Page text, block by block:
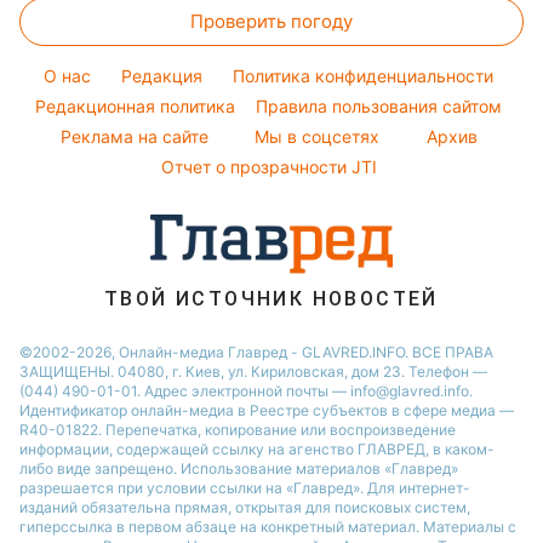
Новости Харькова
Филипп Киркоров
Елена Зеленская
Ани Лорак
Кейт Миддлтон
Советы от Андре Тана
Уборка
Авто
Денежная помощь
Тарифы
Курс валют
Проверить погоду
O нас Редакция
Политика конфиденциальности
Редакционная политика
Правила пользования сайтом
Реклама на сайте
Мы в соцсетях
Архив
Отчет о прозрачности JTI
ТВОЙ ИСТОЧНИК НОВОСТЕЙ
©2002-2026, Онлайн-медиа Главред - GLAVRED.INFO. ВСЕ ПРАВА
ЗАЩИЩЕНЫ. 04080, г. Киев, ул. Кириловская, дом 23. Телефон —
(044) 490-01-01. Адрес электронной почты — info@glavred.info.
Идентификатор онлайн-медиа в Реестре cубъектов в сфере медиа —
R40-01822. Перепечатка, копирование или воспроизведение
информации, содержащей ссылку на агенство ГЛАВРЕД, в каком-
либо виде запрещено. Использование материалов «Главред»
разрешается при условии ссылки на «Главред». Для интернет-
изданий обязательна прямая, открытая для поисковых систем,
гиперссылка в первом абзаце на конкретный материал. Материалы с